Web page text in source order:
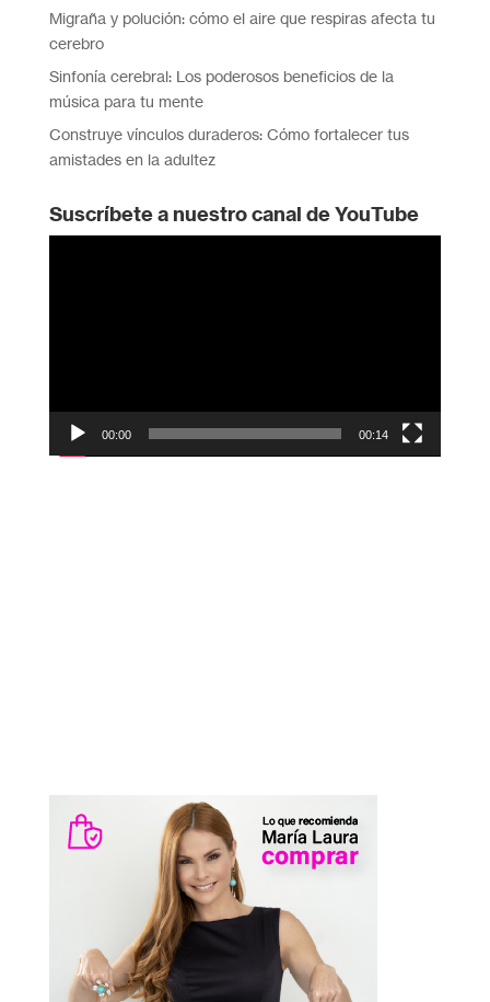
Migraña y polución: cómo el aire que respiras afecta tu
cerebro
Sinfonía cerebral: Los poderosos beneficios de la
música para tu mente
Construye vínculos duraderos: Cómo fortalecer tus
amistades en la adultez
Suscríbete a nuestro canal de YouTube
00:00 00:14